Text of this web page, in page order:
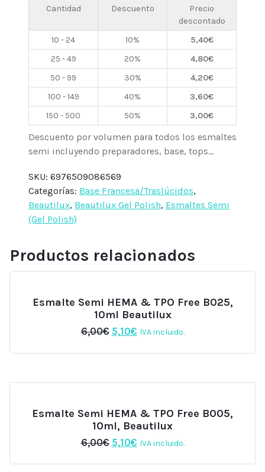
BN02
Traslúcido,
10ml
Beautilux
cantidad
Cantidad Descuento
Precio
descontado
10 - 24
10% 5,40€
25 - 49
20% 4,80€
50 - 99
30% 4,20€
100 - 149
40% 3,60€
150 - 500
50% 3,00€
Descuento por volumen para todos los esmaltes
semi incluyendo preparadores, base, tops...
SKU: 6976509086569
Categorías: Base Francesa/Traslúcidos,
Beautilux, Beautilux Gel Polish, Esmaltes Semi
(Gel Polish)
Productos relacionados
Esmalte Semi HEMA & TPO Free B025,
10ml Beautilux
6,00€ El
original
5,10€El
actual
IVA incluido.
Esmalte Semi HEMA & TPO Free B005,
10ml, Beautilux
6,00€ El
original
5,10€El
actual
IVA incluido.